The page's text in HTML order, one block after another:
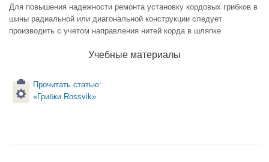
Для повышения надежности ремонта установку кордовых грибков в
шины радиальной или диагональной конструкции следует
производить с учетом направления нитей корда в шляпке
Учебные материалы
Прочитать статью:
«Грибки Rossvik»